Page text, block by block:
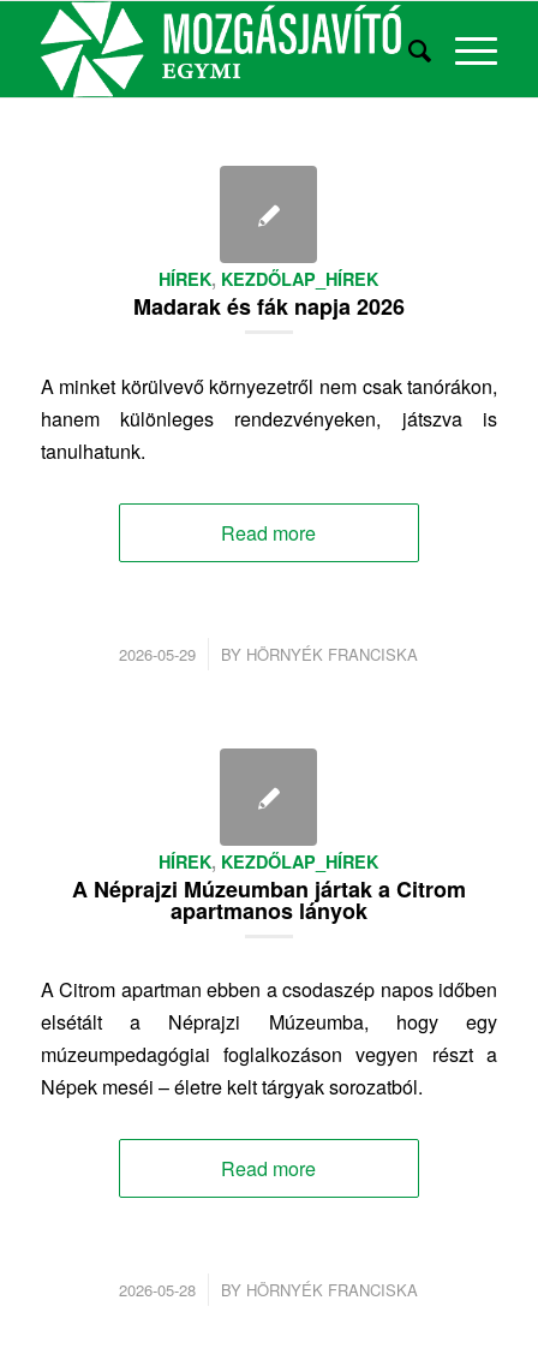
HÍREK, KEZDŐLAP_HÍREK
Madarak és fák napja 2026
A minket körülvevő környezetről nem csak tanórákon,
hanem különleges rendezvényeken, játszva is
tanulhatunk.
Read more
2026-05-29
/ BY HÖRNYÉK FRANCISKA
HÍREK, KEZDŐLAP_HÍREK
A Néprajzi Múzeumban jártak a Citrom
apartmanos lányok
A Citrom apartman ebben a csodaszép napos időben
elsétált a Néprajzi Múzeumba, hogy egy
múzeumpedagógiai foglalkozáson vegyen részt a
Népek meséi – életre kelt tárgyak sorozatból.
Read more
2026-05-28
/ BY HÖRNYÉK FRANCISKA